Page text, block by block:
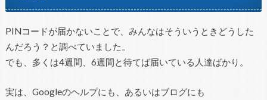
PINコードが届かないことで、みんなはそういうときどうした
んだろう？と調べていました。
でも、多くは4週間、6週間と待てば届いている人達ばかり。
実は、Googleのヘルプにも、あるいはブログにも